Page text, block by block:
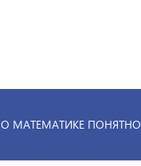
О МАТЕМАТИКЕ ПОНЯТНО